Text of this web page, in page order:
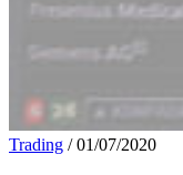
Trading / 01/07/2020